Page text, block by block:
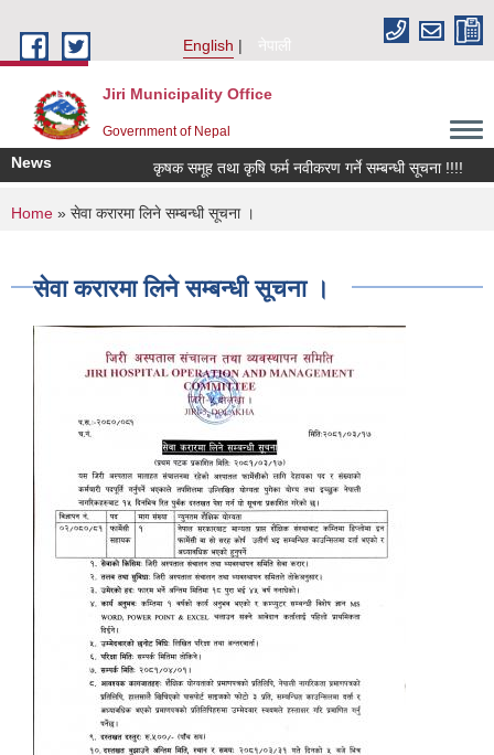
English
नेपाली
Jiri Municipality Office
Government of Nepal
News कृषक समूह तथा कृषि फर्म नवीकरण गर्ने सम्बन्धी सूचना !!!!
You are here
Home » सेवा करारमा लिने सम्बन्धी सूचना ।
सेवा करारमा लिने सम्बन्धी सूचना ।